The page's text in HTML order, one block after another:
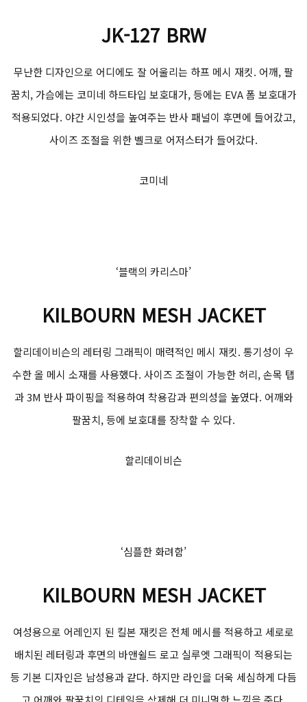
JK-127 BRW
무난한 디자인으로 어디에도 잘 어울리는 하프 메시 재킷. 어깨, 팔
꿈치, 가슴에는 코미네 하드타입 보호대가, 등에는 EVA 폼 보호대가
적용되었다. 야간 시인성을 높여주는 반사 패널이 후면에 들어갔고,
사이즈 조절을 위한 벨크로 어저스터가 들어갔다.
코미네
‘블랙의 카리스마’
KILBOURN MESH JACKET
할리데이비슨의 레터링 그래픽이 매력적인 메시 재킷. 통기성이 우
수한 올 메시 소재를 사용했다. 사이즈 조절이 가능한 허리, 손목 탭
과 3M 반사 파이핑을 적용하여 착용감과 편의성을 높였다. 어깨와
팔꿈치, 등에 보호대를 장착할 수 있다.
할리데이비슨
‘심플한 화려함’
KILBOURN MESH JACKET
여성용으로 어레인지 된 킬본 재킷은 전체 메시를 적용하고 세로로
배치된 레터링과 후면의 바앤쉴드 로고 실루엣 그래픽이 적용되는
등 기본 디자인은 남성용과 같다. 하지만 라인을 더욱 세심하게 다듬